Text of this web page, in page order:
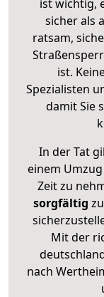
ist wichtig,
sicher als
ratsam,
ist.
Spezialisten
damit Sie
In der Tat
einem
Zeit zu
sorgfältig zu
Mit der
nach